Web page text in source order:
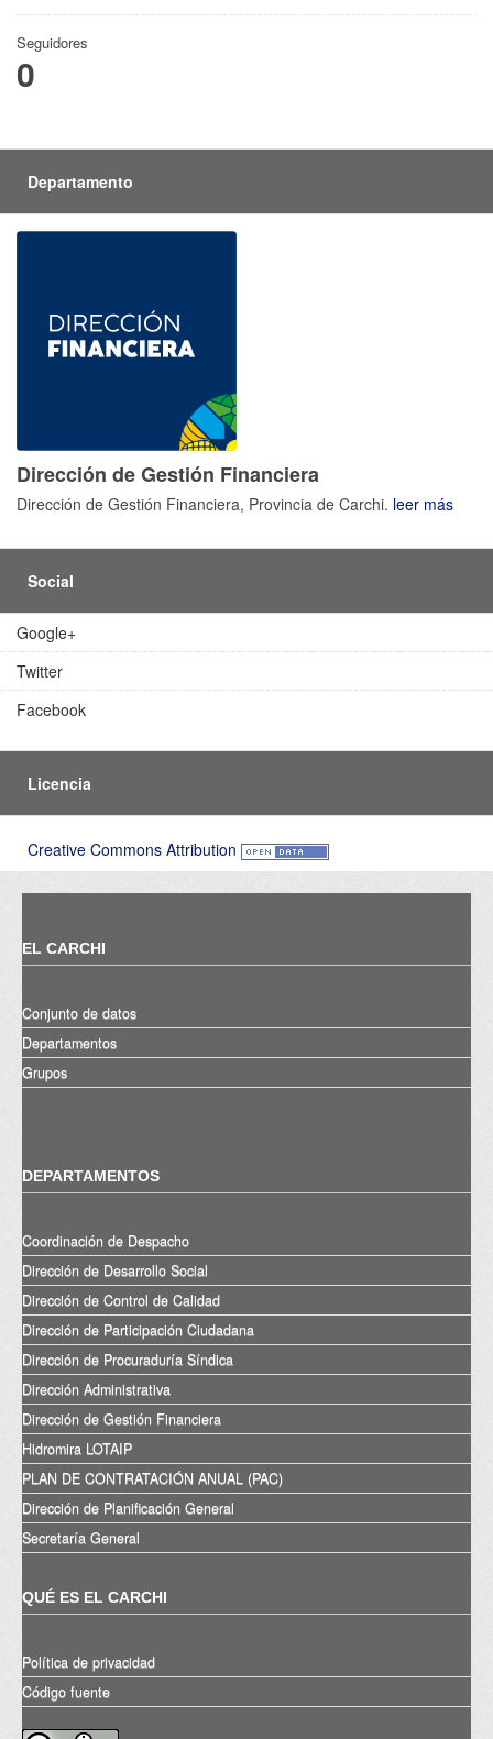
Seguidores
0
Departamento
Dirección de Gestión Financiera
Dirección de Gestión Financiera, Provincia de Carchi. leer más
Social
Google+
Twitter
Facebook
Licencia
Creative Commons Attribution
EL CARCHI
Conjunto de datos
Departamentos
Grupos
DEPARTAMENTOS
Coordinación de Despacho
Dirección de Desarrollo Social
Dirección de Control de Calidad
Dirección de Participación Ciudadana
Dirección de Procuraduría Síndica
Dirección Administrativa
Dirección de Gestión Financiera
Hidromira LOTAIP
PLAN DE CONTRATACIÓN ANUAL (PAC)
Dirección de Planificación General
Secretaría General
QUÉ ES EL CARCHI
Política de privacidad
Código fuente